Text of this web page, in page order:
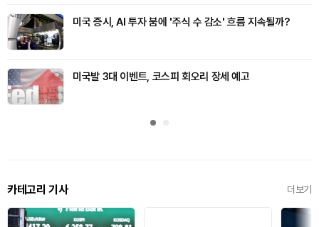
미국 증시, AI 투자 붐에 '주식 수 감소' 흐름 지속될까?
미국발 3대 이벤트, 코스피 회오리 장세 예고
카테고리 기사 더보기